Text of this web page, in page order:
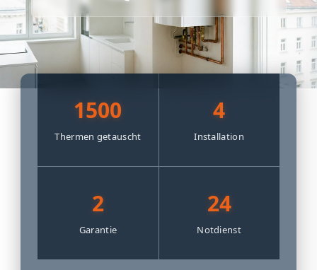
1500
Thermen getauscht
4
Installation
2
Garantie
24
Notdienst